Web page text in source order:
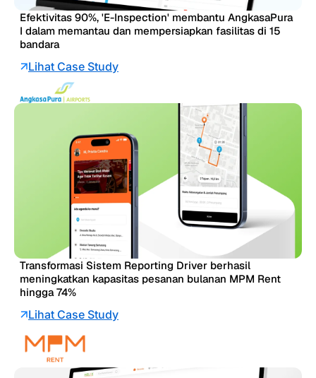
Efektivitas 90%, 'E-Inspection' membantu AngkasaPura
I dalam memantau dan mempersiapkan fasilitas di 15
bandara
Lihat Case Study
Transformasi Sistem Reporting Driver berhasil
meningkatkan kapasitas pesanan bulanan MPM Rent
hingga 74%
Lihat Case Study